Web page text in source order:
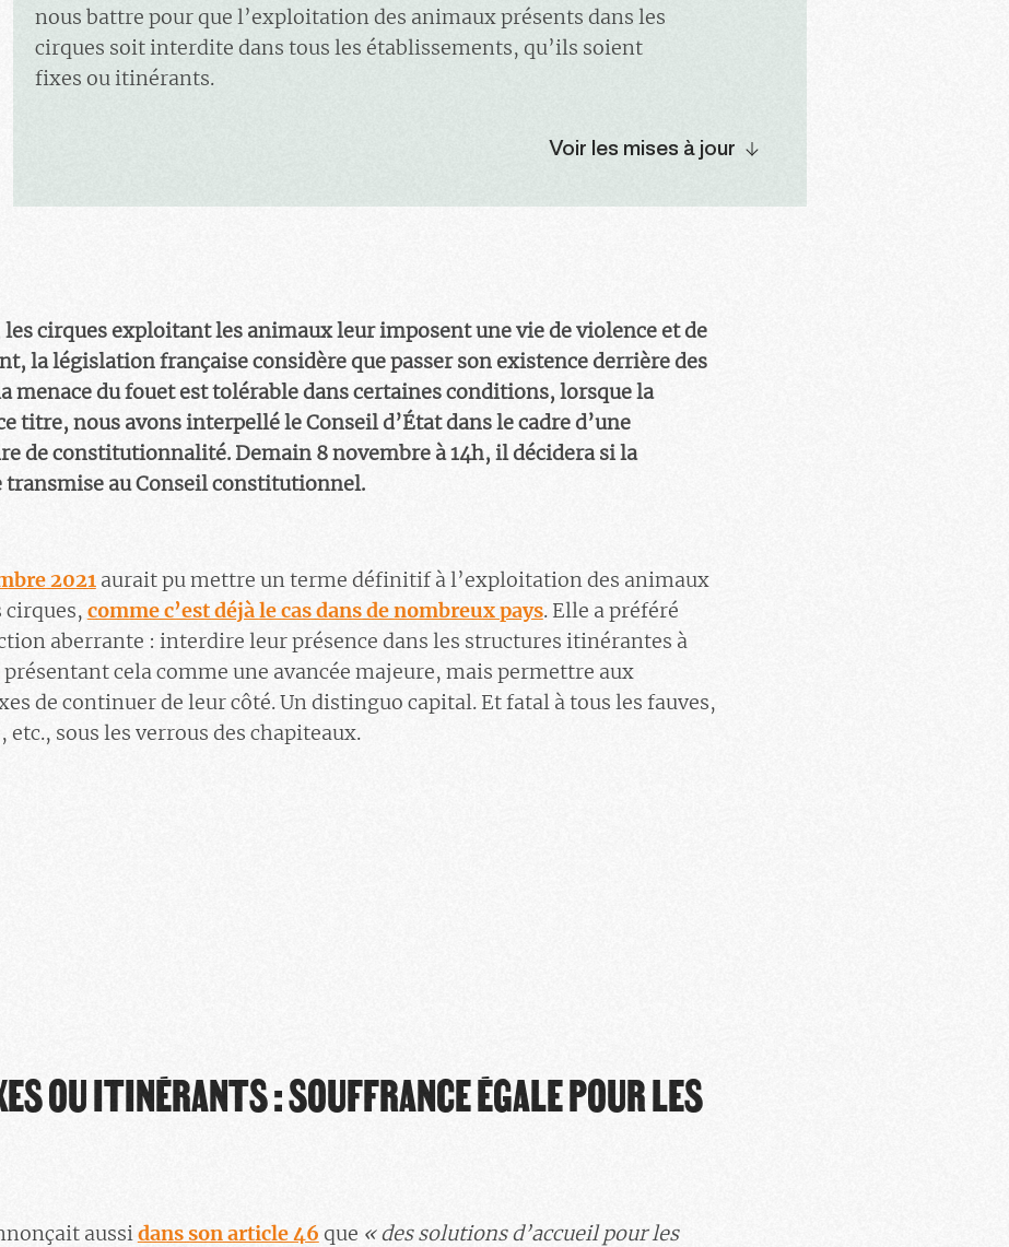
nous battre pour que l’exploitation des animaux présents dans les
cirques soit interdite dans tous les établissements, qu’ils soient
fixes ou itinérants.
Voir les mises à jour
cirques exploitant les animaux leur imposent une vie de violence et de
la législation française considère que passer son existence derrière des
menace du fouet est tolérable dans certaines conditions, lorsque la
titre, nous avons interpellé le Conseil d’État dans le cadre d’une
de constitutionnalité. Demain 8 novembre à 14h, il décidera si la
au Conseil constitutionnel.
2021aurait pu mettre un terme définitif à l’exploitation des animaux
cirques, comme c’est déjà le cas dans de nombreux pays. Elle a préféré
aberrante : interdire leur présence dans les structures itinérantes à
cela comme une avancée majeure, mais permettre aux
de continuer de leur côté. Un distinguo capital. Et fatal à tous les fauves,
sous les verrous des chapiteaux.
OU ITINÉRANTS : SOUFFRANCE ÉGALE POUR LES
aussidans son article 46 que « des solutions d’accueil pour les